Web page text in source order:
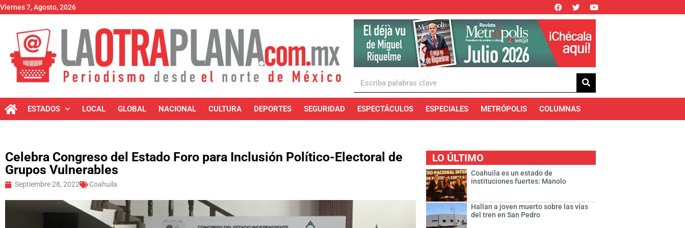
Viernes 7, Agosto, 2026
ESTADOS LOCAL GLOBAL NACIONAL CULTURA DEPORTES SEGURIDAD ESPECTÁCULOS ESPECIALES METRÓPOLIS COLUMNAS
Celebra Congreso del Estado Foro para Inclusión Político-Electoral de
Grupos Vulnerables
Septiembre 28, 2022 Coahuila
LO ÚLTIMO
Coahuila es un estado de
instituciones fuertes: Manolo
Hallan a joven muerto sobre las vías
del tren en San Pedro